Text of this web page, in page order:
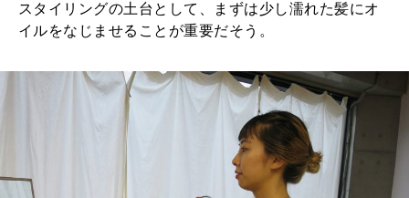
スタイリングの土台として、まずは少し濡れた髪にオ
イルをなじませることが重要だそう。